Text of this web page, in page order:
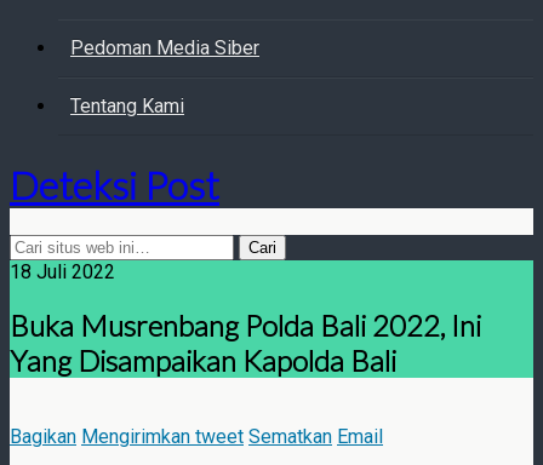
Pedoman Media Siber
Tentang Kami
Deteksi Post
18 Juli 2022
Buka Musrenbang Polda Bali 2022, Ini
Yang Disampaikan Kapolda Bali
Bagikan Mengirimkan tweet Sematkan Email